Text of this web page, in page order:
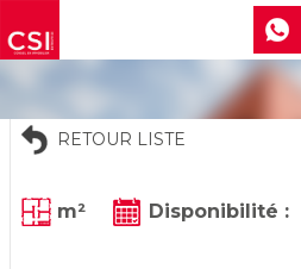
RETOUR LISTE
m² Disponibilité :